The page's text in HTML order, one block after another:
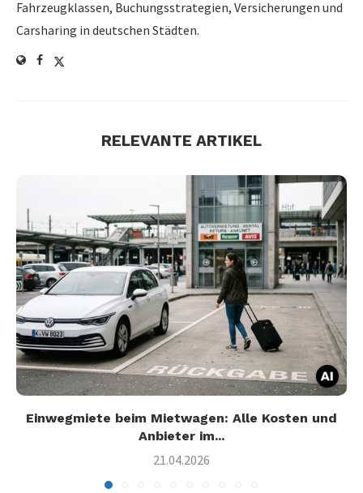
Fahrzeugklassen, Buchungsstrategien, Versicherungen und
Carsharing in deutschen Städten.
RELEVANTE ARTIKEL
Einwegmiete beim Mietwagen: Alle Kosten und
Anbieter im...
21.04.2026